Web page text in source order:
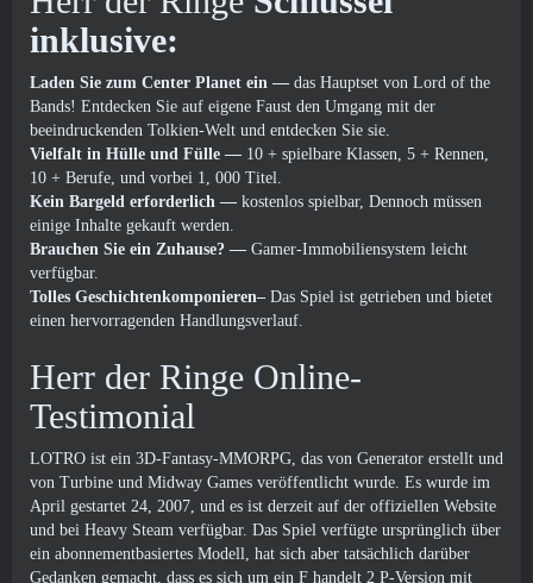
inklusive:
Laden Sie zum Center Planet ein — das Hauptset von Lord of the
Bands! Entdecken Sie auf eigene Faust den Umgang mit der
beeindruckenden Tolkien-Welt und entdecken Sie sie.
Vielfalt in Hülle und Fülle — 10 + spielbare Klassen, 5 + Rennen,
10 + Berufe, und vorbei 1, 000 Titel.
Kein Bargeld erforderlich — kostenlos spielbar, Dennoch müssen
einige Inhalte gekauft werden.
Brauchen Sie ein Zuhause? — Gamer-Immobiliensystem leicht
verfügbar.
Tolles Geschichtenkomponieren– Das Spiel ist getrieben und bietet
einen hervorragenden Handlungsverlauf.
Herr der Ringe Online-
Testimonial
LOTRO ist ein 3D-Fantasy-MMORPG, das von Generator erstellt und
von Turbine und Midway Games veröffentlicht wurde. Es wurde im
April gestartet 24, 2007, und es ist derzeit auf der offiziellen Website
und bei Heavy Steam verfügbar. Das Spiel verfügte ursprünglich über
ein abonnementbasiertes Modell, hat sich aber tatsächlich darüber
Gedanken gemacht, dass es sich um ein F handelt 2 P-Version mit